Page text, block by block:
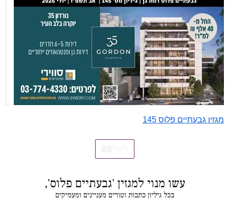
מגזין גבעתיים פלוס 145
עשו מנוי למגזין 'גבעתיים פלוס',
בכל גיליון כתבות וטורים מעניינים ומעמיקים